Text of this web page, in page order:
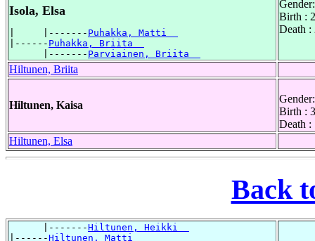
Isola, Elsa
|     |------- Puhakka, Matti
|------ Puhakka, Briita
      |-------
Parviainen, Briita
Birth :
Death :
Hiltunen, Briita
Hiltunen, Kaisa
Birth :
Death :
Hiltunen, Elsa
Back
      |-------
Hiltunen, Heikki
|------Hiltunen, Matti